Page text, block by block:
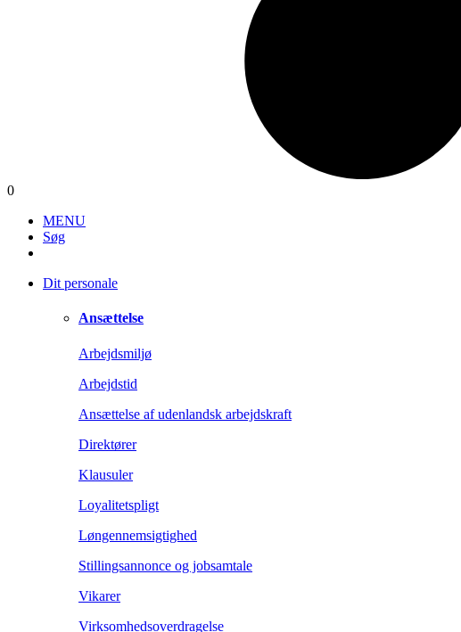
0
MENU
Søg
Dit personale
Ansættelse
Arbejdsmiljø
Arbejdstid
Ansættelse af udenlandsk arbejdskraft
Direktører
Klausuler
Loyalitetspligt
Løngennemsigtighed
Stillingsannonce og jobsamtale
Vikarer
Virksomhedsoverdragelse